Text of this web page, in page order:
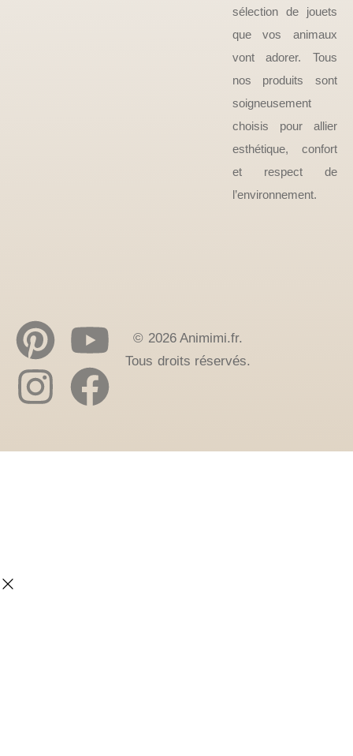
sélection de jouets
que vos animaux
vont adorer. Tous
nos produits sont
soigneusement
choisis pour allier
esthétique, confort
et respect de
l’environnement.
© 2026 Animimi.fr.
Tous droits réservés.